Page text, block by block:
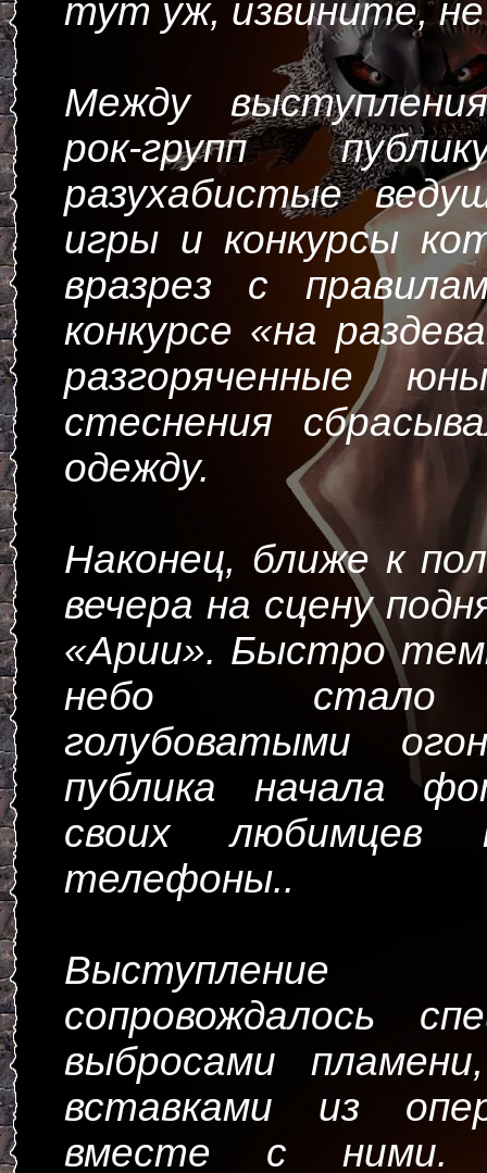
тут уж, извините,
Между
рок-групп
разухабистые
игры и конкурсы
вразрез с
конкурсе «на
разгоряченные
стеснения
одежду.
Наконец, ближе к
вечера на сцену
«Арии». Быстро
небо стало
голубоватыми
публика начала
своих любимцев
телефоны..
Выступление
сопровождалось
выбросами
вставками из
вместе с